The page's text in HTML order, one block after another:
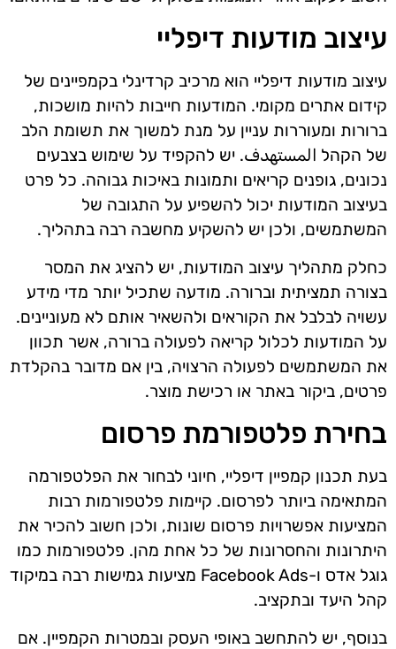
עיצוב מודעות דיפליי
עיצוב מודעות דיפליי הוא מרכיב קרדינלי בקמפיינים של
קידום אתרים מקומי. המודעות חייבות להיות מושכות,
ברורות ומעוררות עניין על מנת למשוך את תשומת הלב
של הקהל المستهدف. יש להקפיד על שימוש בצבעים
נכונים, גופנים קריאים ותמונות באיכות גבוהה. כל פרט
בעיצוב המודעות יכול להשפיע על התגובה של
המשתמשים, ולכן יש להשקיע מחשבה רבה בתהליך.
כחלק מתהליך עיצוב המודעות, יש להציג את המסר
בצורה תמציתית וברורה. מודעה שתכיל יותר מדי מידע
עשויה לבלבל את הקוראים ולהשאיר אותם לא מעוניינים.
על המודעות לכלול קריאה לפעולה ברורה, אשר תכוון
את המשתמשים לפעולה הרצויה, בין אם מדובר בהקלדת
פרטים, ביקור באתר או רכישת מוצר.
בחירת פלטפורמת פרסום
בעת תכנון קמפיין דיפליי, חיוני לבחור את הפלטפורמה
המתאימה ביותר לפרסום. קיימות פלטפורמות רבות
המציעות אפשרויות פרסום שונות, ולכן חשוב להכיר את
היתרונות והחסרונות של כל אחת מהן. פלטפורמות כמו
גוגל אדס ו-Facebook Ads מציעות גמישות רבה במיקוד
קהל היעד ובתקציב.
בנוסף, יש להתחשב באופי העסק ובמטרות הקמפיין. אם